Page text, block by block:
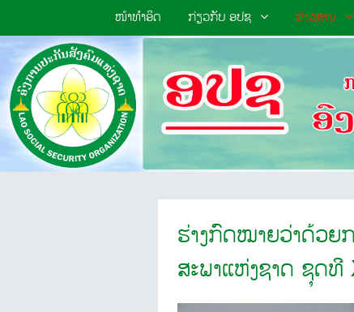
ໜ້າທຳອິດ ກ່ຽວກັບ ອປຊ ຂ່າວສານ
ຮ່າງກົດໝາຍວ່າດ້ວຍ
ສະພາແຫ່ງຊາດ ຊຸດທີ